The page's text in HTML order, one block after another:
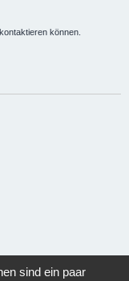
können.
sind ein paar